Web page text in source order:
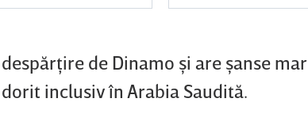
de Dinamo şi are şanse
inclusiv în Arabia Saudită.